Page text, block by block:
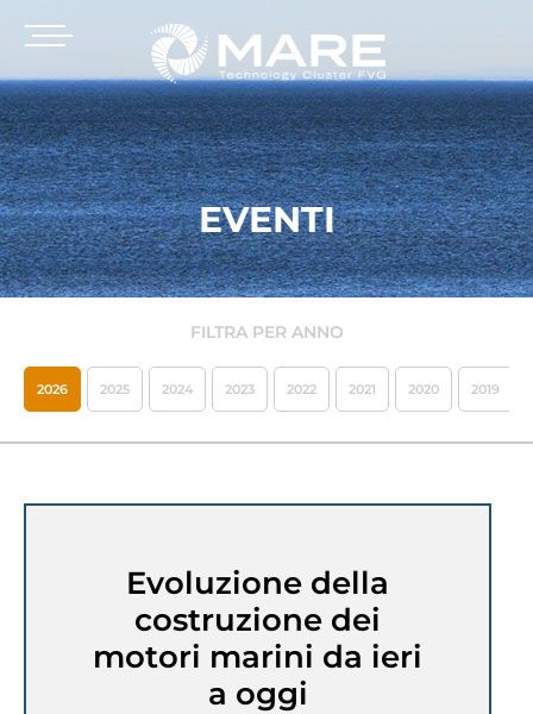
EVENTI
FILTRA PER ANNO
2026 2025 2024 2023 2022 2021 2020 2019
Evoluzione della
costruzione dei
motori marini da ieri
a oggi